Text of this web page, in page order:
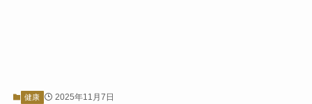
健康 2025年11月7日